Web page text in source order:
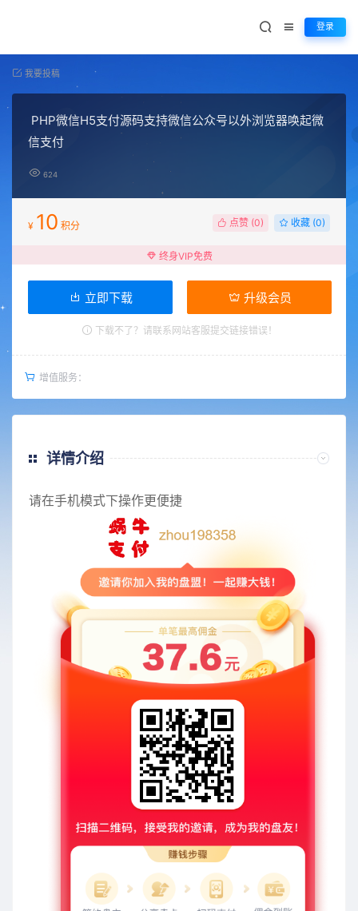
登录
我要投稿
PHP微信H5支付源码支持微信公众号以外浏览器唤起微
信支付
624
¥ 10 积分 点赞 (0) 收藏 (0)
终身VIP免费
立即下载 升级会员
下载不了？请联系网站客服提交链接错误！
增值服务：
详情介绍
请在手机模式下操作更便捷